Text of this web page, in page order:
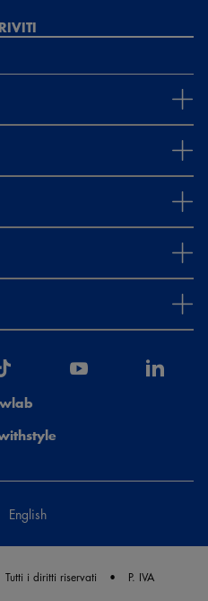
English
Tutti i diritti riservati
P. IVA